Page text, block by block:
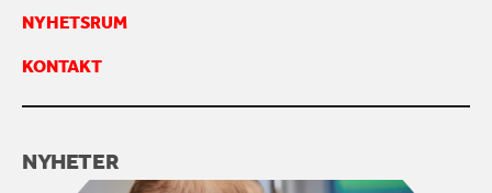
NYHETSRUM
KONTAKT
NYHETER